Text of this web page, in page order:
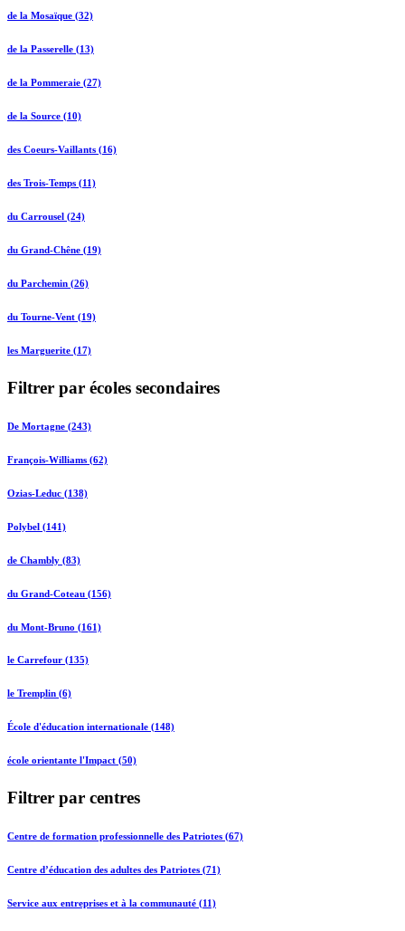
de la Mosaïque (32)
de la Passerelle (13)
de la Pommeraie (27)
de la Source (10)
des Coeurs-Vaillants (16)
des Trois-Temps (11)
du Carrousel (24)
du Grand-Chêne (19)
du Parchemin (26)
du Tourne-Vent (19)
les Marguerite (17)
Filtrer par écoles secondaires
De Mortagne (243)
François-Williams (62)
Ozias-Leduc (138)
Polybel (141)
de Chambly (83)
du Grand-Coteau (156)
du Mont-Bruno (161)
le Carrefour (135)
le Tremplin (6)
École d'éducation internationale (148)
école orientante l'Impact (50)
Filtrer par centres
Centre de formation professionnelle des Patriotes (67)
Centre d’éducation des adultes des Patriotes (71)
Service aux entreprises et à la communauté (11)